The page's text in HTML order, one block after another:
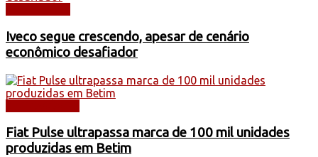
Iveco segue crescendo, apesar de cenário
econômico desafiador
Fiat Pulse ultrapassa marca de 100 mil unidades
produzidas em Betim